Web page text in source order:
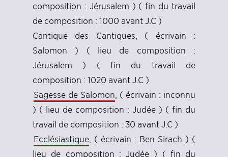
composition : Jérusalem ) ( fin du travail
de composition : 1000 avant J.C )
Cantique des Cantiques, ( écrivain :
Salomon ) ( lieu de composition :
Jérusalem ) ( fin du travail de
composition : 1020 avant J.C )
Sagesse de Salomon , ( écrivain : inconnu
) ( lieu de composition : Judée ) ( fin du
travail de composition : 30 avant J.C )
Ecclésiastique , ( écrivain : Ben Sirach ) (
lieu de composition : Judée ) ( fin du